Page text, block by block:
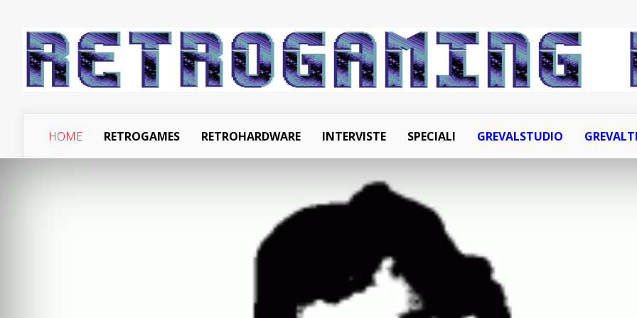
HOME RETROGAMES RETROHARDWARE INTERVISTE SPECIALI GREVALSTUDIO